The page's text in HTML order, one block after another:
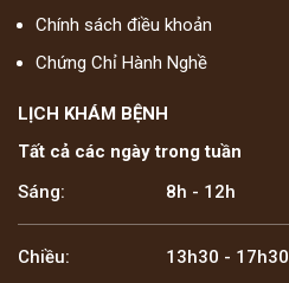
Chính sách điều khoản
Chứng Chỉ Hành Nghề
LỊCH KHÁM BỆNH
Tất cả các ngày trong tuần
Sáng:
8h - 12h
Chiều: 13h30 - 17h30